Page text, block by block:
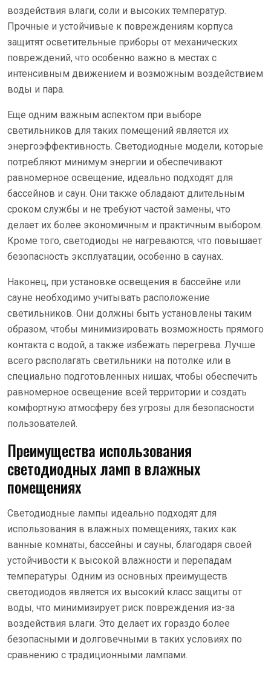
воздействия влаги, соли и высоких температур.
Прочные и устойчивые к повреждениям корпуса
защитят осветительные приборы от механических
повреждений, что особенно важно в местах с
интенсивным движением и возможным воздействием
воды и пара.
Еще одним важным аспектом при выборе
светильников для таких помещений является их
энергоэффективность. Светодиодные модели, которые
потребляют минимум энергии и обеспечивают
равномерное освещение, идеально подходят для
бассейнов и саун. Они также обладают длительным
сроком службы и не требуют частой замены, что
делает их более экономичным и практичным выбором.
Кроме того, светодиоды не нагреваются, что повышает
безопасность эксплуатации, особенно в саунах.
Наконец, при установке освещения в бассейне или
сауне необходимо учитывать расположение
светильников. Они должны быть установлены таким
образом, чтобы минимизировать возможность прямого
контакта с водой, а также избежать перегрева. Лучше
всего располагать светильники на потолке или в
специально подготовленных нишах, чтобы обеспечить
равномерное освещение всей территории и создать
комфортную атмосферу без угрозы для безопасности
пользователей.
Преимущества использования
светодиодных ламп в влажных
помещениях
Светодиодные лампы идеально подходят для
использования в влажных помещениях, таких как
ванные комнаты, бассейны и сауны, благодаря своей
устойчивости к высокой влажности и перепадам
температуры. Одним из основных преимуществ
светодиодов является их высокий класс защиты от
воды, что минимизирует риск повреждения из-за
воздействия влаги. Это делает их гораздо более
безопасными и долговечными в таких условиях по
сравнению с традиционными лампами.